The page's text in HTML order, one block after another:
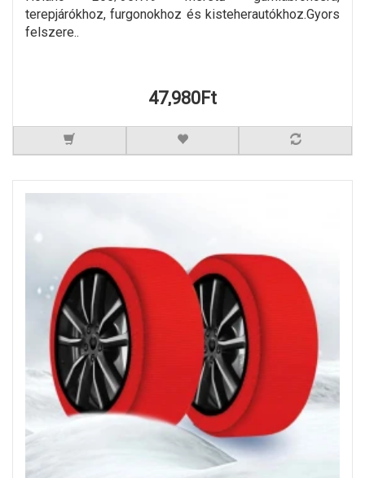
terepjárókhoz, furgonokhoz és kisteherautókhoz.Gyors
felszere..
47,980Ft